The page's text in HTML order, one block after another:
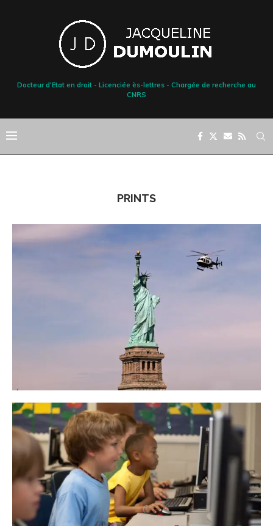
Docteur d'Etat en droit - Licenciée ès-lettres - Chargée de recherche au
CNRS
PRINTS